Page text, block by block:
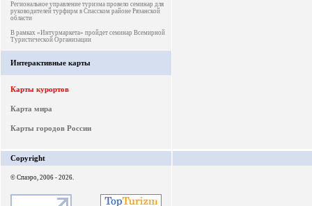
Региональное управление туризма провело семинар для
руководителей турфирм в Спасском районе Рязанской
области
В рамках «Интурмаркета» пройдет семинар Всемирной
Туристической Организации
Интерактивные карты
Карты курортов
Карта мира
Карты городов России
Copyright
© Спаэро, 2006 - 2026.